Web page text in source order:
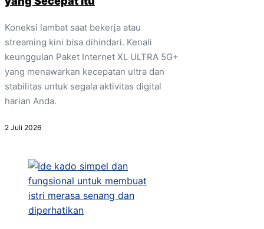
Koneksi lambat saat bekerja atau
streaming kini bisa dihindari. Kenali
keunggulan Paket Internet XL ULTRA 5G+
yang menawarkan kecepatan ultra dan
stabilitas untuk segala aktivitas digital
harian Anda.
2 Juli 2026